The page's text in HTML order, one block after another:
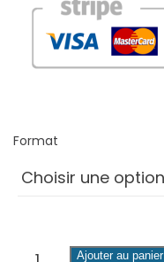
Format
quantitéAjouter au panier